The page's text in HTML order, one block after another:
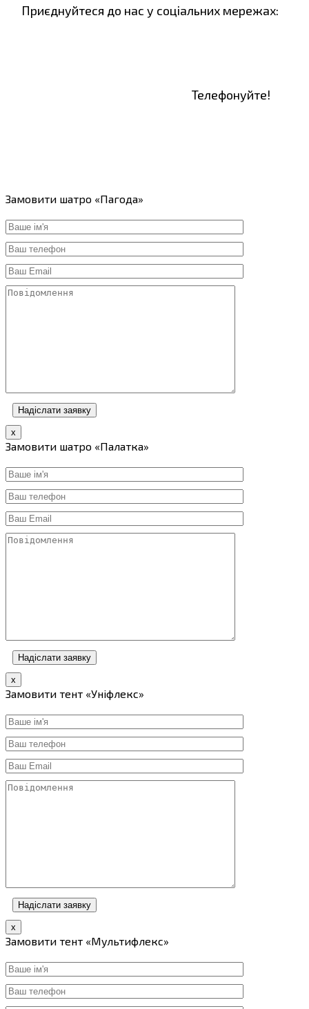
Приєднуйтеся до нас у соціальних мережах:
Телефонуйте!
Замовити шатро «Пагода»
х
Замовити шатро «Палатка»
х
Замовити тент «Уніфлекс»
x
Замовити тент «Мультифлекс»